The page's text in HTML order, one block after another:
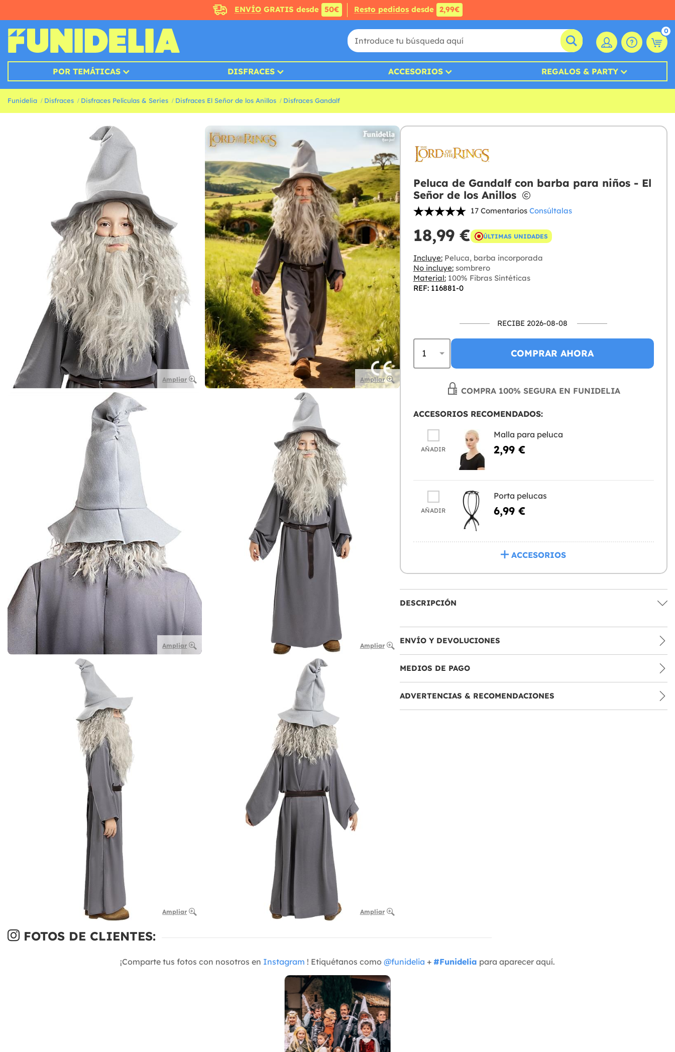
ENVÍOGRATIS desde 50€ Resto pedidosdesde 2,99€
0
POR TEMÁTICAS DISFRACES ACCESORIOS REGALOS & PARTY
Funidelia Disfraces Disfraces Películas & Series Disfraces El Señor de los Anillos Disfraces Gandalf
Ampliar Ampliar
Ampliar Ampliar
Ampliar Ampliar
Peluca de Gandalf con barba para niños - El
Señor de los Anillos
17 Comentarios Consúltalas
18,99 € ÚLTIMAS UNIDADES
Incluye:Peluca, barba incorporada
No incluye:sombrero
Material:100% Fibras Sintéticas
REF: 116881-0
RECIBE 2026-08-08
COMPRAR AHORA
COMPRA 100% SEGURA EN FUNIDELIA
ACCESORIOS RECOMENDADOS:
AÑADIR
Malla para peluca
2,99 €
AÑADIR
Porta pelucas
6,99 €
ACCESORIOS
DESCRIPCIÓN
ENVÍO Y DEVOLUCIONES
MEDIOS DE PAGO
ADVERTENCIAS & RECOMENDACIONES
FOTOS DE CLIENTES:
¡Comparte tus fotos con nosotros en Instagram ! Etiquétanos como @funidelia + #Funidelia para aparecer aquí.